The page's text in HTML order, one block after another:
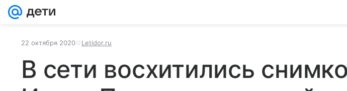
22 октября 2020 Letidor.ru
В сети восхитились